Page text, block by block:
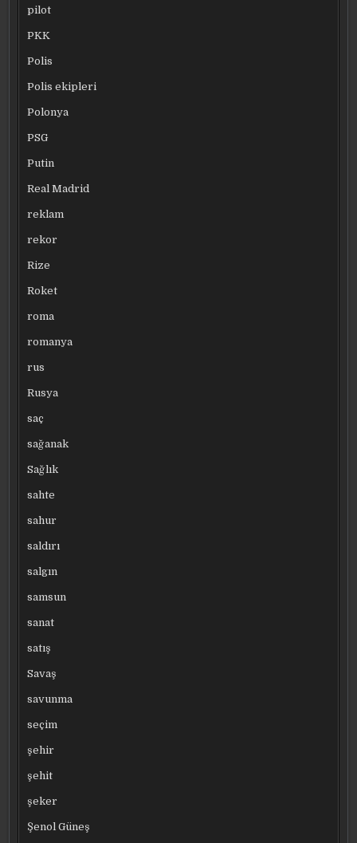
pilot
PKK
Polis
Polis ekipleri
Polonya
PSG
Putin
Real Madrid
reklam
rekor
Rize
Roket
roma
romanya
rus
Rusya
saç
sağanak
Sağlık
sahte
sahur
saldırı
salgın
samsun
sanat
satış
Savaş
savunma
seçim
şehir
şehit
şeker
Şenol Güneş